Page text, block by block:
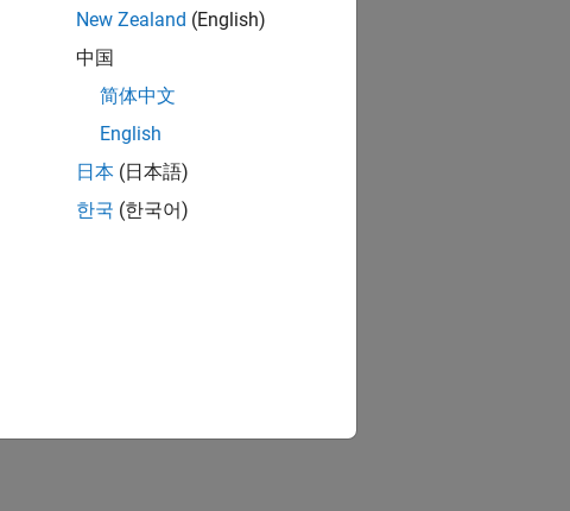
New Zealand (English)
中国
简体中文
English
日本 (日本語)
한국 (한국어)